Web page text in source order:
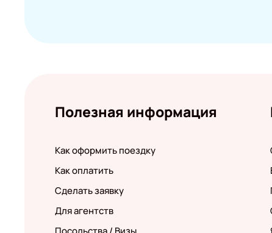
Полезная информация
Как оформить поездку
Как оплатить
Сделать заявку
Для агентств